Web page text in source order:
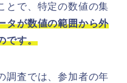
とで、特定の数値の集
タが数値の範囲から外
です。
調査では、参加者の年